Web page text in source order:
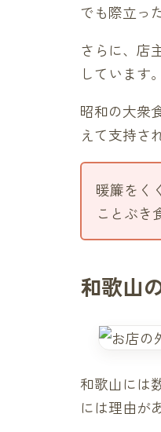
でも際立っ
さらに、店
しています。
昭和の大衆
えて支持さ
暖簾をく
ことぶき
和歌山
和歌山には
には理由が